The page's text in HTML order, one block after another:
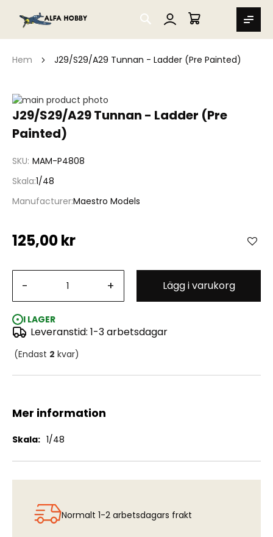
SEARCH
MIN VARUKORG
Hem J29/S29/A29 Tunnan - Ladder (Pre Painted)
J29/S29/A29 Tunnan - Ladder (Pre
Painted)
SKU MAM-P4808
Skala 1/48
ManufacturerMaestro Models
125,00 kr
- + Lägg i varukorg
I LAGER
Leveranstid: 1-3 arbetsdagar
(Endast 2 kvar)
Hoppa
till
slutet
av
J29/S29/A29 Tunnan - Ladder (Pre Painted)
Hoppa
början
bildgalleriet
Mer information
Mer
1/48
Normalt 1-2 arbetsdagars frakt